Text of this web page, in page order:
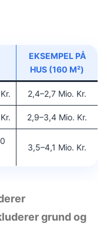
EKSEMPEL PÅ
HUS (160 M²)
2,4–2,7 Mio. Kr.
2,9–3,4 Mio. Kr.
3,5–4,1 Mio. Kr.
grund og